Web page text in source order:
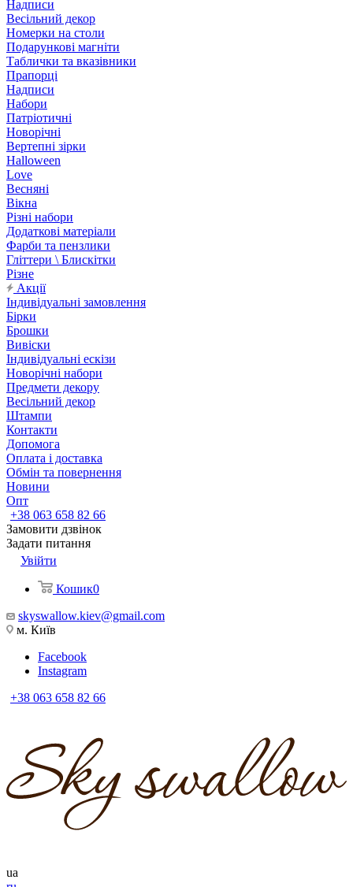
Надписи
Весільний декор
Номерки на столи
Подарункові магніти
Таблички та вказівники
Прапорці
Надписи
Набори
Патріотичні
Новорічні
Вертепні зірки
Halloween
Love
Весняні
Вікна
Різні набори
Додаткові матеріали
Фарби та пензлики
Гліттери \ Блискітки
Різне
Акції
Індивідуальні замовлення
Бірки
Брошки
Вивіски
Індивідуальні ескізи
Новорічні набори
Предмети декору
Весільний декор
Штампи
Контакти
Допомога
Оплата і доставка
Обмін та повернення
Новини
Опт
+38 063 658 82 66
Замовити дзвінок
Задати питання
Увійти
Кошик0
skyswallow.kiev@gmail.com
м. Київ
Facebook
Instagram
+38 063 658 82 66
ua